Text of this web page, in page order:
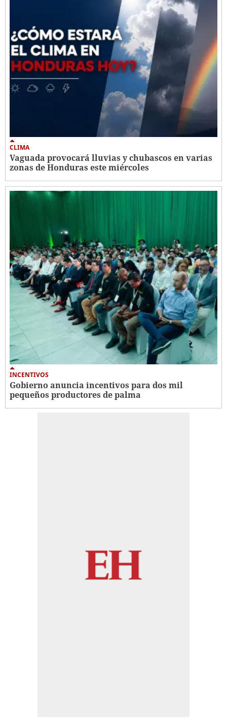
CLIMA
Vaguada provocará lluvias y chubascos en varias
zonas de Honduras este miércoles
INCENTIVOS
Gobierno anuncia incentivos para dos mil
pequeños productores de palma